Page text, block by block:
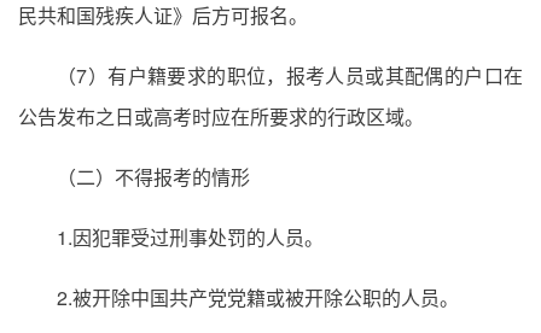
民共和国残疾人证》后方可报名。
（7）有户籍要求的职位，报考人员或其配偶的户口在
公告发布之日或高考时应在所要求的行政区域。
（二）不得报考的情形
1.因犯罪受过刑事处罚的人员。
2.被开除中国共产党党籍或被开除公职的人员。